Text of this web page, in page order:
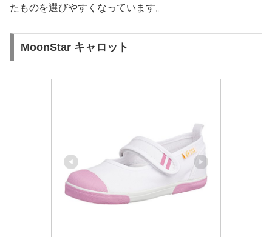
たものを選びやすくなっています。
MoonStar キャロット